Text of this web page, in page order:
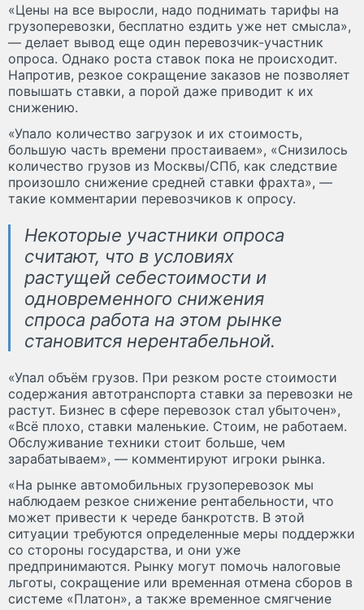
«Цены на все выросли, надо поднимать тарифы на
грузоперевозки, бесплатно ездить уже нет смысла»,
— делает вывод еще один перевозчик-участник
опроса. Однако роста ставок пока не происходит.
Напротив, резкое сокращение заказов не позволяет
повышать ставки, а порой даже приводит к их
снижению.
«Упало количество загрузок и их стоимость,
большую часть времени простаиваем», «Снизилось
количество грузов из Москвы/СПб, как следствие
произошло снижение средней ставки фрахта», —
такие комментарии перевозчиков к опросу.
Некоторые участники опроса
считают, что в условиях
растущей себестоимости и
одновременного снижения
спроса работа на этом рынке
становится нерентабельной.
«Упал объём грузов. При резком росте стоимости
содержания автотранспорта ставки за перевозки не
растут. Бизнес в сфере перевозок стал убыточен»,
«Всё плохо, ставки маленькие. Стоим, не работаем.
Обслуживание техники стоит больше, чем
зарабатываем», — комментируют игроки рынка.
«На рынке автомобильных грузоперевозок мы
наблюдаем резкое снижение рентабельности, что
может привести к череде банкротств. В этой
ситуации требуются определенные меры поддержки
со стороны государства, и они уже
предпринимаются. Рынку могут помочь налоговые
льготы, сокращение или временная отмена сборов в
системе «Платон», а также временное смягчение